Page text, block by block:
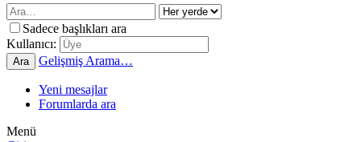
Sadece başlıkları ara
Kullanıcı:
Ara Gelişmiş Arama…
Yeni mesajlar
Forumlarda ara
Menü